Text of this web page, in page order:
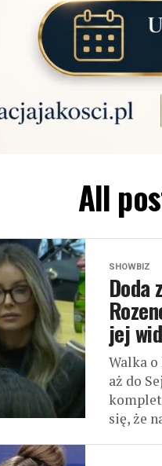
All
SHOWBIZ
Doda
jej
Walka
aż do
się, że